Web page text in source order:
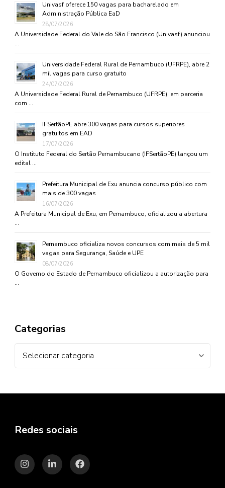
Univasf oferece 150 vagas para bacharelado em
Administração Pública EaD
28/07/2026
A Universidade Federal do Vale do São Francisco (Univasf) anunciou
…
Universidade Federal Rural de Pernambuco (UFRPE), abre 2
mil vagas para curso gratuito
24/07/2026
A Universidade Federal Rural de Pernambuco (UFRPE), em parceria
com …
IFSertãoPE abre 300 vagas para cursos superiores
gratuitos em EAD
17/07/2026
O Instituto Federal do Sertão Pernambucano (IFSertãoPE) lançou um
edital …
Prefeitura Municipal de Exu anuncia concurso público com
mais de 300 vagas
16/07/2026
A Prefeitura Municipal de Exu, em Pernambuco, oficializou a abertura
…
Pernambuco oficializa novos concursos com mais de 5 mil
vagas para Segurança, Saúde e UPE
08/07/2026
O Governo do Estado de Pernambuco oficializou a autorização para
…
Categorias
Redes sociais